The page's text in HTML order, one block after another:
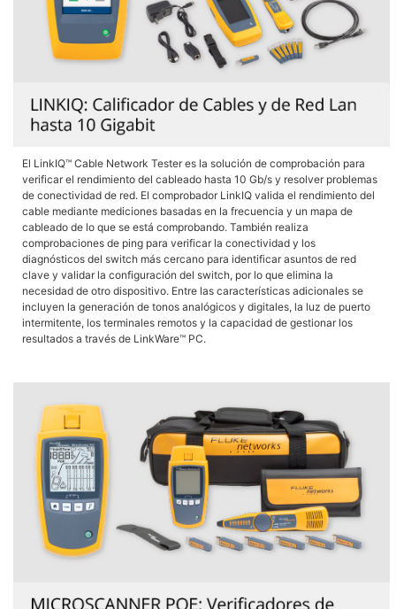
El LinkIQ™ Cable Network Tester es la solución de comprobación para
verificar el rendimiento del cableado hasta 10 Gb/s y resolver problemas
de conectividad de red. El comprobador LinkIQ valida el rendimiento del
cable mediante mediciones basadas en la frecuencia y un mapa de
cableado de lo que se está comprobando. También realiza
comprobaciones de ping para verificar la conectividad y los
diagnósticos del switch más cercano para identificar asuntos de red
clave y validar la configuración del switch, por lo que elimina la
necesidad de otro dispositivo. Entre las características adicionales se
incluyen la generación de tonos analógicos y digitales, la luz de puerto
intermitente, los terminales remotos y la capacidad de gestionar los
resultados a través de LinkWare™ PC.